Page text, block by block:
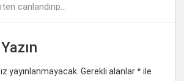
canlandırıp...
yayınlanmayacak. Gerekli alanlar*ile